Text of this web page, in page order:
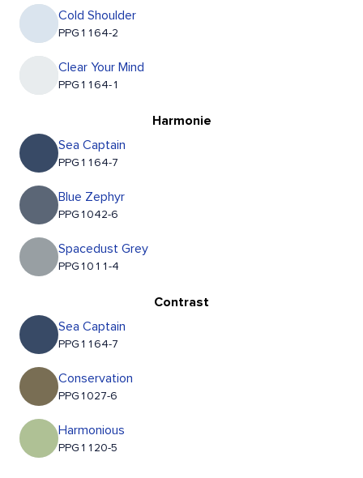
Cold Shoulder
PPG1164-2
Clear Your Mind
PPG1164-1
Harmonie
Sea Captain
PPG1164-7
Blue Zephyr
PPG1042-6
Spacedust Grey
PPG1011-4
Contrast
Sea Captain
PPG1164-7
Conservation
PPG1027-6
Harmonious
PPG1120-5